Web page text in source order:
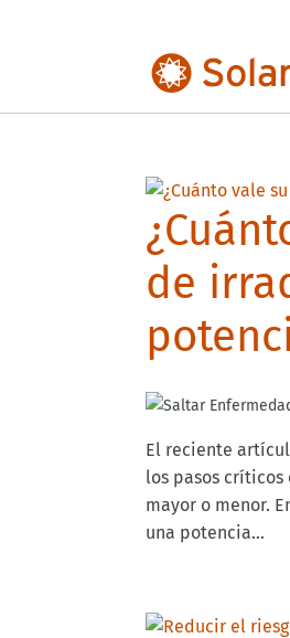
de
El reciente
los pasos
mayor o menor.
una potencia...